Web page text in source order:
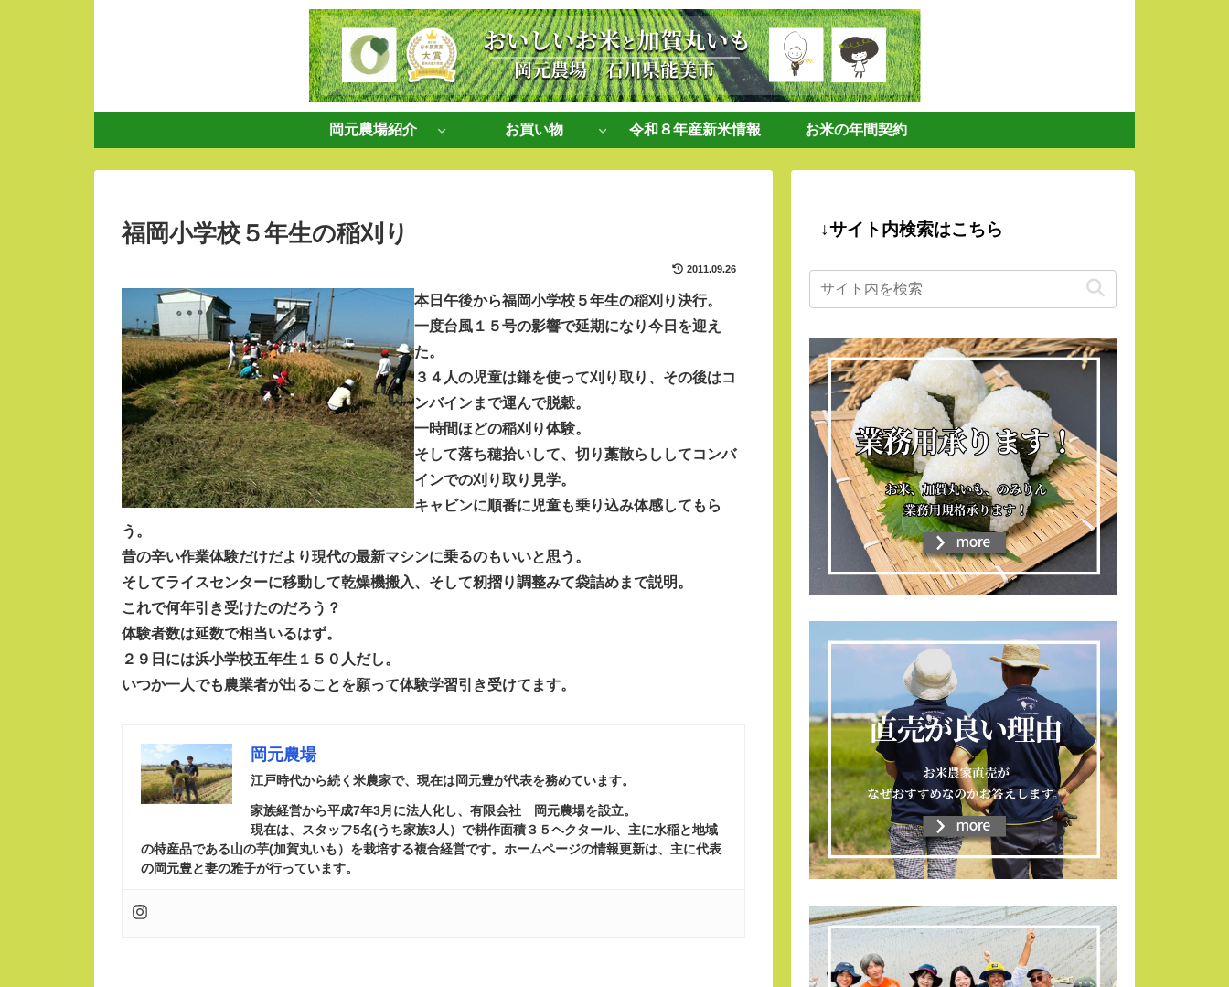
岡元農場紹介 お買い物 令和８年産新米情報 お米の年間契約
福岡小学校５年生の稲刈り
2011.09.26
本日午後から福岡小学校５年生の稲刈り決行。
一度台風１５号の影響で延期になり今日を迎え
た。
３４人の児童は鎌を使って刈り取り、その後はコ
ンバインまで運んで脱穀。
一時間ほどの稲刈り体験。
そして落ち穂拾いして、切り藁散らししてコンバ
インでの刈り取り見学。
キャビンに順番に児童も乗り込み体感してもら
う。
昔の辛い作業体験だけだより現代の最新マシンに乗るのもいいと思う。
そしてライスセンターに移動して乾燥機搬入、そして籾摺り調整みて袋詰めまで説明。
これで何年引き受けたのだろう？
体験者数は延数で相当いるはず。
２９日には浜小学校五年生１５０人だし。
いつか一人でも農業者が出ることを願って体験学習引き受けてます。
岡元農場
江戸時代から続く米農家で、現在は岡元豊が代表を務めています。
家族経営から平成7年3月に法人化し、有限会社 岡元農場を設立。
現在は、スタッフ5名(うち家族3人）で耕作面積３５ヘクタール、主に水稲と地域
の特産品である山の芋(加賀丸いも）を栽培する複合経営です。ホームページの情報更新は、主に代表
の岡元豊と妻の雅子が行っています。
↓サイト内検索はこちら